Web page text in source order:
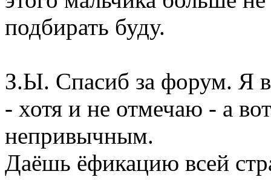
подбирать буду.
З.Ы. Спасиб за форум. Я
- хотя и не отмечаю - а
непривычным.
Даёшь ёфикацию всей